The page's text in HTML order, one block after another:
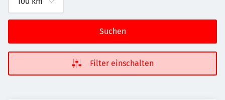
Suchen
Filter einschalten